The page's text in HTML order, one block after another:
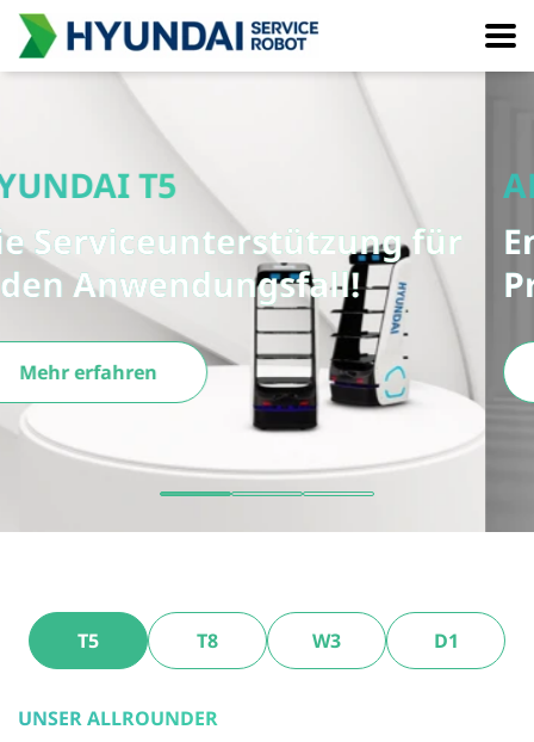
ALWAYS ONE STEP AHEAD
Entdecken Sie unsere
Produktvielfalt!
Produktübersicht
T5 T8 W3 D1
UNSER ALLROUNDER